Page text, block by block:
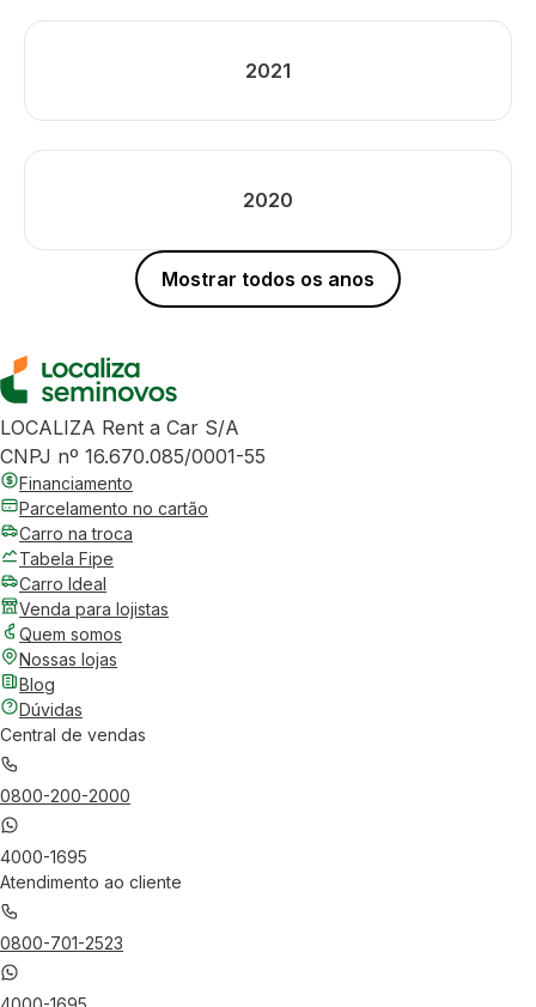
2021
2020
Mostrar todos os anos
LOCALIZA Rent a Car S/A
CNPJ nº 16.670.085/0001-55
Financiamento
Parcelamento no cartão
Carro na troca
Tabela Fipe
Carro Ideal
Venda para lojistas
Quem somos
Nossas lojas
Blog
Dúvidas
Central de vendas
0800-200-2000
4000-1695
Atendimento ao cliente
0800-701-2523